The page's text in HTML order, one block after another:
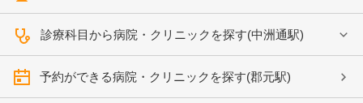
診療科目から病院・クリニックを探す(中洲通駅)
予約ができる病院・クリニックを探す(郡元駅)